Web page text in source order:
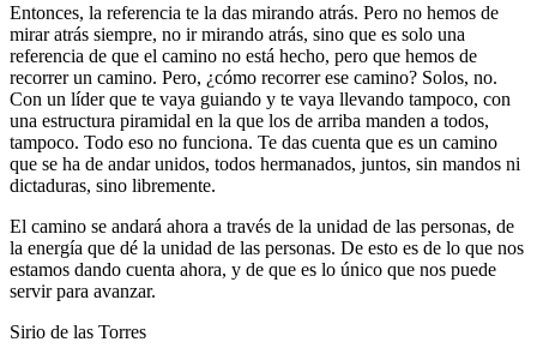
Entonces, la referencia te la das mirando atrás. Pero no hemos de
mirar atrás siempre, no ir mirando atrás, sino que es solo una
referencia de que el camino no está hecho, pero que hemos de
recorrer un camino. Pero, ¿cómo recorrer ese camino? Solos, no.
Con un líder que te vaya guiando y te vaya llevando tampoco, con
una estructura piramidal en la que los de arriba manden a todos,
tampoco. Todo eso no funciona. Te das cuenta que es un camino
que se ha de andar unidos, todos hermanados, juntos, sin mandos ni
dictaduras, sino libremente.
El camino se andará ahora a través de la unidad de las personas, de
la energía que dé la unidad de las personas. De esto es de lo que nos
estamos dando cuenta ahora, y de que es lo único que nos puede
servir para avanzar.
Sirio de las Torres